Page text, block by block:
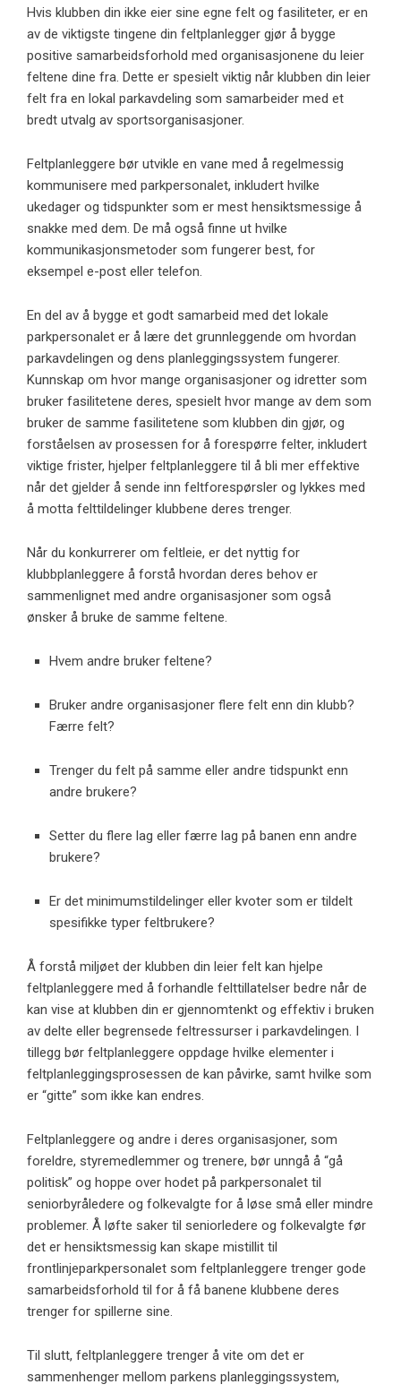
Hvis klubben din ikke eier sine egne felt og fasiliteter, er en
av de viktigste tingene din feltplanlegger gjør å bygge
positive samarbeidsforhold med organisasjonene du leier
feltene dine fra. Dette er spesielt viktig når klubben din leier
felt fra en lokal parkavdeling som samarbeider med et
bredt utvalg av sportsorganisasjoner.
Feltplanleggere bør utvikle en vane med å regelmessig
kommunisere med parkpersonalet, inkludert hvilke
ukedager og tidspunkter som er mest hensiktsmessige å
snakke med dem. De må også finne ut hvilke
kommunikasjonsmetoder som fungerer best, for
eksempel e-post eller telefon.
En del av å bygge et godt samarbeid med det lokale
parkpersonalet er å lære det grunnleggende om hvordan
parkavdelingen og dens planleggingssystem fungerer.
Kunnskap om hvor mange organisasjoner og idretter som
bruker fasilitetene deres, spesielt hvor mange av dem som
bruker de samme fasilitetene som klubben din gjør, og
forståelsen av prosessen for å forespørre felter, inkludert
viktige frister, hjelper feltplanleggere til å bli mer effektive
når det gjelder å sende inn feltforespørsler og lykkes med
å motta felttildelinger klubbene deres trenger.
Når du konkurrerer om feltleie, er det nyttig for
klubbplanleggere å forstå hvordan deres behov er
sammenlignet med andre organisasjoner som også
ønsker å bruke de samme feltene.
Hvem andre bruker feltene?
Bruker andre organisasjoner flere felt enn din klubb?
Færre felt?
Trenger du felt på samme eller andre tidspunkt enn
andre brukere?
Setter du flere lag eller færre lag på banen enn andre
brukere?
Er det minimumstildelinger eller kvoter som er tildelt
spesifikke typer feltbrukere?
Å forstå miljøet der klubben din leier felt kan hjelpe
feltplanleggere med å forhandle felttillatelser bedre når de
kan vise at klubben din er gjennomtenkt og effektiv i bruken
av delte eller begrensede feltressurser i parkavdelingen. I
tillegg bør feltplanleggere oppdage hvilke elementer i
feltplanleggingsprosessen de kan påvirke, samt hvilke som
er “gitte” som ikke kan endres.
Feltplanleggere og andre i deres organisasjoner, som
foreldre, styremedlemmer og trenere, bør unngå å “gå
politisk” og hoppe over hodet på parkpersonalet til
seniorbyråledere og folkevalgte for å løse små eller mindre
problemer. Å løfte saker til seniorledere og folkevalgte før
det er hensiktsmessig kan skape mistillit til
frontlinjeparkpersonalet som feltplanleggere trenger gode
samarbeidsforhold til for å få banene klubbene deres
trenger for spillerne sine.
Til slutt, feltplanleggere trenger å vite om det er
sammenhenger mellom parkens planleggingssystem,